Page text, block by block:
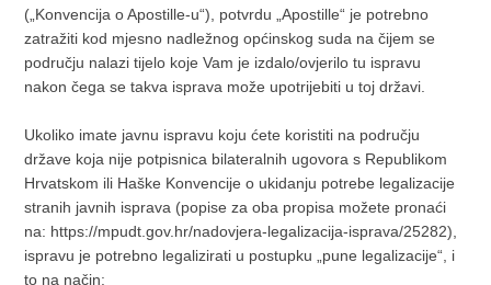
(„Konvencija o Apostille-u“), potvrdu „Apostille“ je potrebno
zatražiti kod mjesno nadležnog općinskog suda na čijem se
području nalazi tijelo koje Vam je izdalo/ovjerilo tu ispravu
nakon čega se takva isprava može upotrijebiti u toj državi.
Ukoliko imate javnu ispravu koju ćete koristiti na području
države koja nije potpisnica bilateralnih ugovora s Republikom
Hrvatskom ili Haške Konvencije o ukidanju potrebe legalizacije
stranih javnih isprava (popise za oba propisa možete pronaći
na: https://mpudt.gov.hr/nadovjera-legalizacija-isprava/25282),
ispravu je potrebno legalizirati u postupku „pune legalizacije“, i
to na način: